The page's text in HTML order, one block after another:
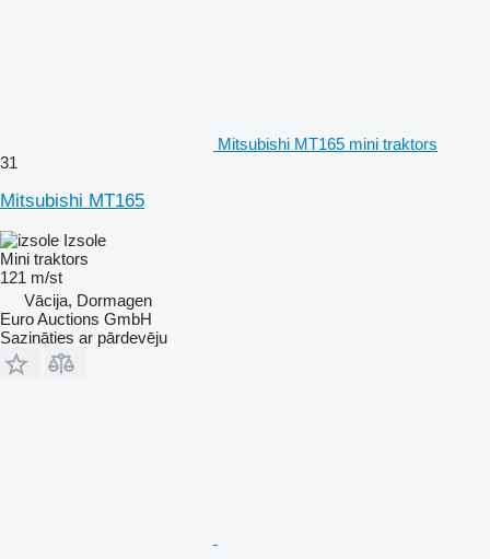
Mitsubishi MT165 mini traktors
31
Mitsubishi MT165
Izsole
Mini traktors
121 m/st
Vācija, Dormagen
Euro Auctions GmbH
Sazināties ar pārdevēju